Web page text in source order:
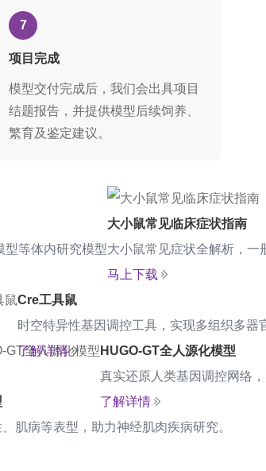
7
项目完成
模型交付完成后，我们会出具项目
结题报告，并提供模型后续饲养、
繁育及鉴定建议。
型等体内研究模型
大小鼠常见临床症状指南
大小鼠常见症状全解析，一
马上下载
Cre工具鼠
时空特异性基因调控工具，实现多组织多器
了解详情
HUGO-GT全人源化模型
真实还原人类基因调控网络
了解详情
肌病等表型，助力神经肌肉疾病研究。